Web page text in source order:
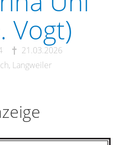
Vogt)
21.03.2026
Langweiler